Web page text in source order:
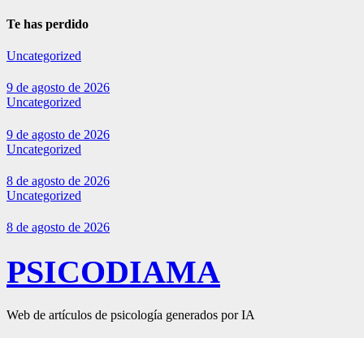
Te has perdido
Uncategorized
9 de agosto de 2026
Uncategorized
9 de agosto de 2026
Uncategorized
8 de agosto de 2026
Uncategorized
8 de agosto de 2026
PSICODIAMA
Web de artículos de psicología generados por IA